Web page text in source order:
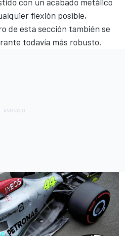
flexión posible,
de esta sección también se
todavía más robusto.